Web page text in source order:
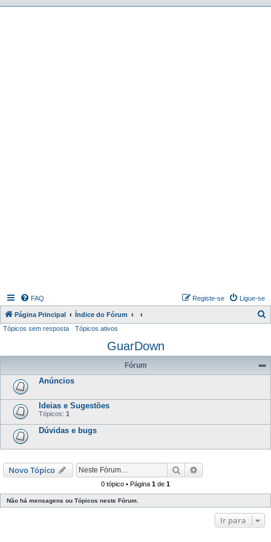
FAQ Ligue-se
Registe-se
Página Principal Índice do Fórum
q
s
Tópicos sem resposta Tópicos ativos
GuarDown
Fórum
Anúncios
Ideias e Sugestões
Tópicos: 1
Dúvidas e bugs
Novo Tópico Pesquisar
0 tópico • Página 1 de 1
Não há mensagens ou Tópicos neste Fórum.
Ir para